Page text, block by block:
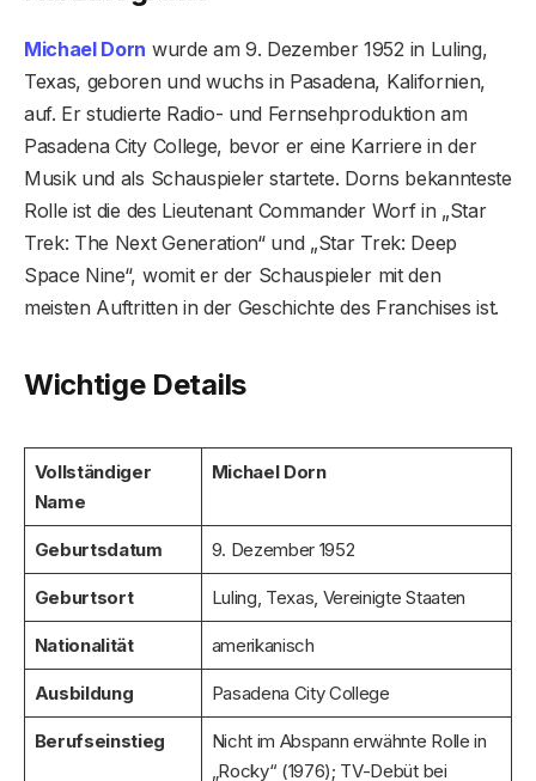
Michael Dorn wurde am 9. Dezember 1952 in Luling,
Texas, geboren und wuchs in Pasadena, Kalifornien,
auf. Er studierte Radio- und Fernsehproduktion am
Pasadena City College, bevor er eine Karriere in der
Musik und als Schauspieler startete. Dorns bekannteste
Rolle ist die des Lieutenant Commander Worf in „Star
Trek: The Next Generation“ und „Star Trek: Deep
Space Nine“, womit er der Schauspieler mit den
meisten Auftritten in der Geschichte des Franchises ist.
Wichtige Details
Vollständiger
Name
Michael Dorn
Geburtsdatum 9. Dezember 1952
Geburtsort Luling, Texas, Vereinigte Staaten
Nationalität amerikanisch
Ausbildung Pasadena City College
Berufseinstieg
Nicht im Abspann erwähnte Rolle in
„Rocky“ (1976); TV-Debüt bei